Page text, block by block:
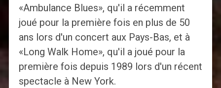
«Ambulance Blues», qu'il a récemment
joué pour la première fois en plus de 50
ans lors d'un concert aux Pays-Bas, et à
«Long Walk Home», qu'il a joué pour la
première fois depuis 1989 lors d'un récent
spectacle à New York.